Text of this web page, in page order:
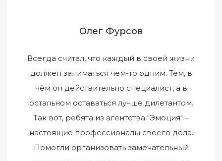
Олег Фурсов
Всегда считал, что каждый в своей жизни
должен заниматься чем-то одним. Тем, в
чём он действительно специалист, а в
остальном оставаться лучше дилетантом.
Так вот, ребята из агентства "Эмоция" –
настоящие профессионалы своего дела.
Помогли организовать замечательный